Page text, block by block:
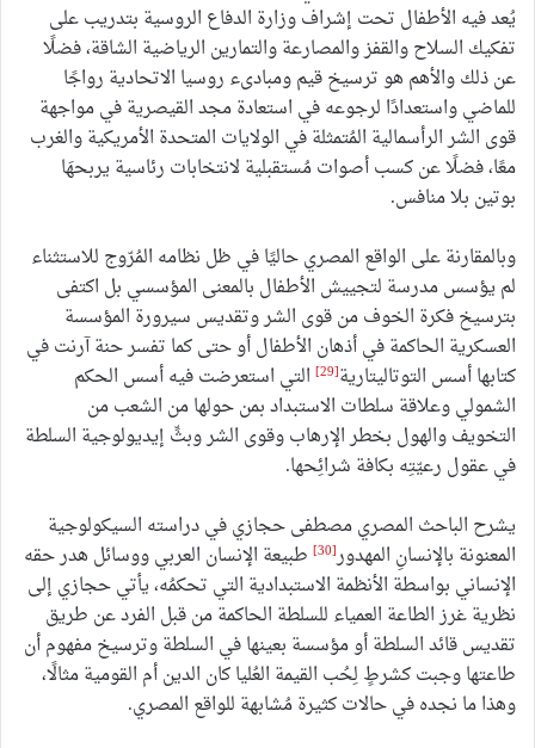
يُعد فيه الأطفال تحت إشراف وزارة الدفاع الروسية بتدريب على
تفكيك السلاح والقفز والمصارعة والتمارين الرياضية الشاقة، فضلًا
عن ذلك والأهم هو ترسيخ قيم ومبادىء روسيا الاتحادية رواجًا
للماضي واستعدادًا لرجوعه في استعادة مجد القيصرية في مواجهة
قوى الشر الرأسمالية المُتمثلة في الولايات المتحدة الأمريكية والغرب
معًا، فضلًا عن كسب أصوات مُستقبلية لانتخابات رئاسية يربحهَا
بوتين بلا منافس.
وبالمقارنة على الواقع المصري حاليًا في ظل نظامه المُرّوج للاستثناء
لم يؤسس مدرسة لتجييش الأطفال بالمعنى المؤسسي بل اكتفى
بترسيخ فكرة الخوف من قوى الشر وتقديس سيرورة المؤسسة
العسكرية الحاكمة في أذهان الأطفال أو حتى كما تفسر حنة آرنت في
كتابها أسس التوتاليتارية[29]
التي استعرضت فيه أسس الحكم
الشمولي وعلاقة سلطات الاستبداد بمن حولها من الشعب من
التخويف والهول بخطر الإرهاب وقوى الشر وبثِّ إيديولوجية السلطة
في عقول رعيّتِه بكافة شرائِحها.
يشرح الباحث المصري مصطفى حجازي في دراسته السيكولوجية
المعنونة بالإنسانِ المهدور[30]
طبيعة الإنسان العربي ووسائل هدر حقه
الإنساني بواسطة الأنظمة الاستبدادية التي تحكمُه، يأتي حجازي إلى
نظرية غرز الطاعة العمياء للسلطة الحاكمة من قبل الفرد عن طريق
تقديس قائد السلطة أو مؤسسة بعينها في السلطة وترسيخ مفهوم أن
طاعتها وجبت كشرطٍ لِحُب القيمة العُليا كان الدين أم القومية مثالًا،
وهذا ما نجده في حالات كثيرة مُشابهة للواقع المصري.